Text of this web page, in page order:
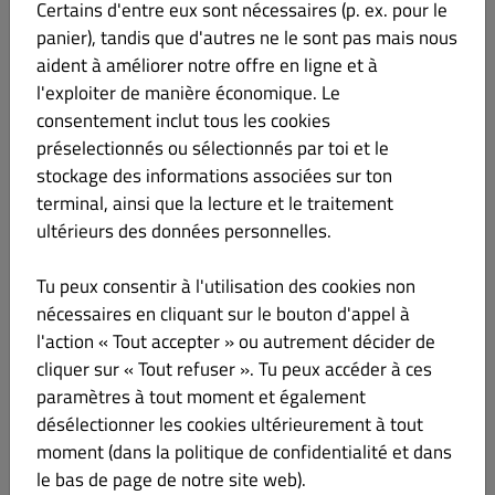
BERLINER
La viande de kebab, légumes grillés, fromage frais, sauce
spéciale, crudités
ANAMOUR € 11.50
La viande de kebab au choix, avec sauce fromgère, mozzarella et
cheddar
Certains d'entre eux sont nécessaires (p. ex. pour le
panier), tandis que d'autres ne le sont pas mais nous
aident à améliorer notre offre en ligne et à
l'exploiter de manière économique. Le
consentement inclut tous les cookies
préselectionnés ou sélectionnés par toi et le
stockage des informations associées sur ton
terminal, ainsi que la lecture et le traitement
ultérieurs des données personnelles.
Tu peux consentir à l'utilisation des cookies non
nécessaires en cliquant sur le bouton d'appel à
l'action « Tout accepter » ou autrement décider de
cliquer sur « Tout refuser ». Tu peux accéder à ces
paramètres à tout moment et également
désélectionner les cookies ultérieurement à tout
moment (dans la politique de confidentialité et dans
le bas de page de notre site web).